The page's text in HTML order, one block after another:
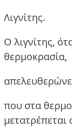
Λιγνίτης.
O λιγνίτης,
θερμοκρασία,
που στα
μετατρέπεται